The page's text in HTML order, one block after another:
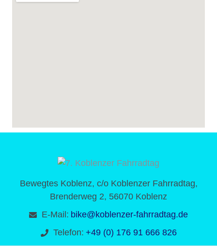
Bewegtes Koblenz, c/o Koblenzer Fahrradtag,
Brenderweg 2, 56070 Koblenz
E-Mail: bike@koblenzer-fahrradtag.de
Telefon: +49 (0) 176 91 666 826